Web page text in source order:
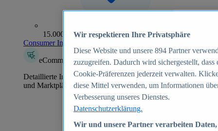
15.000+ Marken
Consumer Insights entdecken
eCommerce Insights
Detaillierte Informationen zu mehr als 39.000 Online-Shops
und Marktplätzen
Wir respektieren Ihre Privatsphäre
Diese Website und unsere 894 Partner
zuzugreifen. Dadurch wird sichergestellt,
Cookie-Präferenzen jederzeit verwalten.
diese Mittel verwenden, um Informationen
Verbesserung unseres Dienstes.
Datenschutzerklärung.
Wir und unsere Partner verarbeiten